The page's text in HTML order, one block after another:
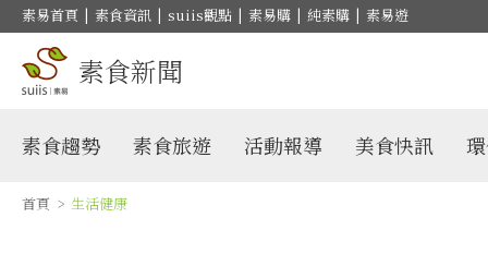
素易首頁 | 素食資訊 | suiis觀點 | 素易購 | 純素購 | 素易遊
素食新聞
素食趨勢 素食旅遊 活動報導 美食快訊
首頁 > 生活健康